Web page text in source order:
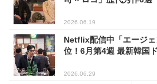
2026.06.19
Netflix配信中「エージ
位！6月第4週 最新韓国
2026.06.29